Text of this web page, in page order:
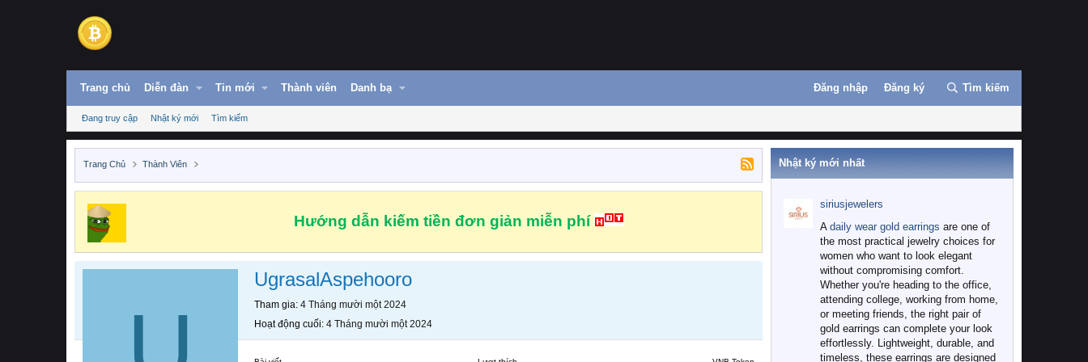
Trang chủ Diễn đàn Tin mới Thành viên Danh bạ Đăng nhập Đăng ký Tìm kiếm
Đang truy cập Nhật ký mới Tìm kiếm
Trang Chủ Thành Viên
Hướng dẫn kiếm tiền đơn giản miễn phí
UgrasalAspehooro
Tham gia 4 Tháng mười một 2024
Hoạt động cuối 4 Tháng mười một 2024
Nhật ký mới nhất
siriusjewelers
A daily wear gold earrings are one of
the most practical jewelry choices for
women who want to look elegant
without compromising comfort.
Whether you're heading to the office,
attending college, working from home,
or meeting friends, the right pair of
gold earrings can complete your look
effortlessly. Lightweight, durable, and
timeless, these earrings are designed